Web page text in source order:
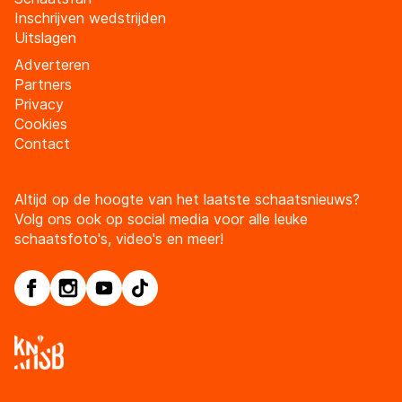
Inschrijven wedstrijden
Uitslagen
Adverteren
Partners
Privacy
Cookies
Contact
Altijd op de hoogte van het laatste schaatsnieuws?
Volg ons ook op social media voor alle leuke
schaatsfoto's, video's en meer!